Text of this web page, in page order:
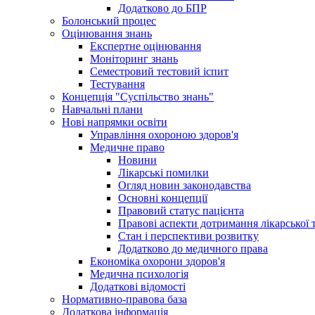
Додатково до БПР
Болонський процес
Оцінювання знань
Експертне оцінювання
Моніторинг знань
Семестровий тестовий іспит
Тестування
Концепція "Суспільство знань"
Навчальні плани
Нові напрямки освіти
Управління охороною здоров'я
Медичне право
Новини
Лікарські помилки
Огляд новин законодавства
Основні концепції
Правовий статус пацієнта
Правові аспекти дотримання лікарської
Стан і перспективи розвитку
Додатково до медичного права
Економіка охорони здоров'я
Медична психологія
Додаткові відомості
Нормативно-правова база
Додаткова інформація